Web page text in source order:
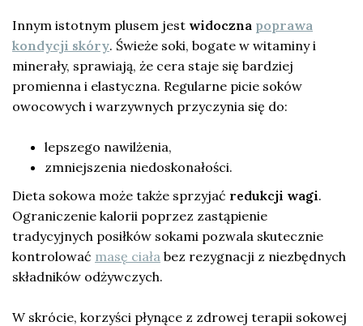
Innym istotnym plusem jest widoczna poprawa
kondycji skóry. Świeże soki, bogate w witaminy i
minerały, sprawiają, że cera staje się bardziej
promienna i elastyczna. Regularne picie soków
owocowych i warzywnych przyczynia się do:
lepszego nawilżenia,
zmniejszenia niedoskonałości.
Dieta sokowa może także sprzyjać redukcji wagi.
Ograniczenie kalorii poprzez zastąpienie
tradycyjnych posiłków sokami pozwala skutecznie
kontrolować masę ciała bez rezygnacji z niezbędnych
składników odżywczych.
W skrócie, korzyści płynące z zdrowej terapii sokowej